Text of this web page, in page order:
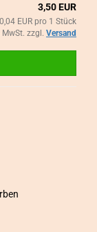
3,50 EUR
0,04 EUR pro 1 Stück
MwSt. zzgl. Versand